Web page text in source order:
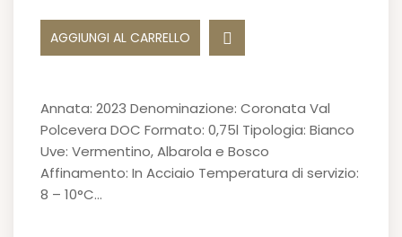
AGGIUNGI AL CARRELLO
Annata: 2023 Denominazione: Coronata Val
Polcevera DOC Formato: 0,75l Tipologia: Bianco
Uve: Vermentino, Albarola e Bosco
Affinamento: In Acciaio Temperatura di servizio:
8 – 10°C…